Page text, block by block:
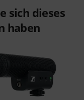
sich dieses
haben